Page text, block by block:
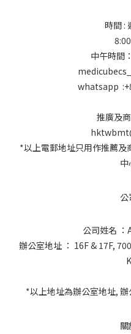
時間 :
中午時間
whatsapp
推廣及
*以上電郵地址只用作推薦及
中
公司姓名
辦公室地址 ： 16F & 17F,
*以上地址為辦公室地址,